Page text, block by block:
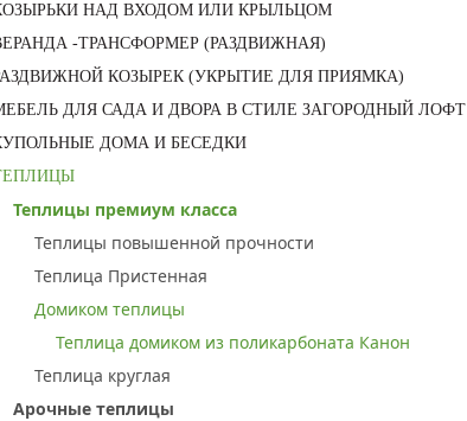
НАД ВХОДОМ ИЛИ КРЫЛЬЦОМ
-ТРАНСФОРМЕР (РАЗДВИЖНАЯ)
КОЗЫРЕК (УКРЫТИЕ ДЛЯ ПРИЯМКА)
ДЛЯ САДА И ДВОРА В СТИЛЕ ЗАГОРОДНЫЙ ЛОФТ
ДОМА И БЕСЕДКИ
Теплицы премиум класса
Теплицы повышенной прочности
Теплица Пристенная
Домиком теплицы
Теплица домиком из поликарбоната Канон
Теплица круглая
Арочные теплицы